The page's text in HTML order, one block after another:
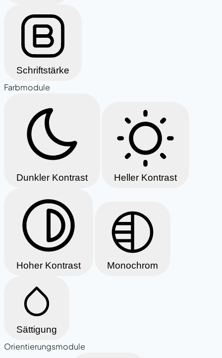
Schriftstärke
Farbmodule
Dunkler Kontrast Heller Kontrast
Hoher Kontrast Monochrom
Sättigung
Orientierungsmodule